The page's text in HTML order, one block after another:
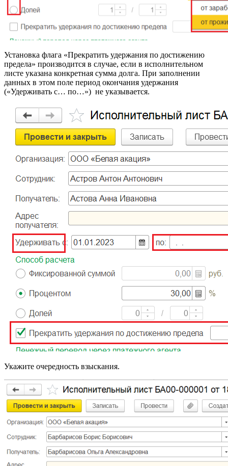
Установка флага «Прекратить удержания по достижению
предела» производится в случае, если в исполнительном
листе указана конкретная сумма долга. При заполнении
данных в этом поле период окончания удержания
(«Удерживать с… по…») не указывается.
Укажите очередность взыскания.